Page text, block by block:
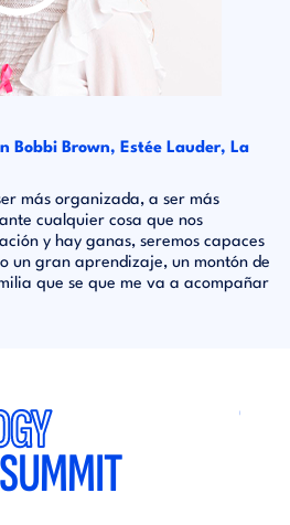
Bobbi Brown, Estée Lauder, La
más organizada, a ser más
cualquier cosa que nos
y hay ganas, seremos capaces
un gran aprendizaje, un montón de
que se que me va a acompañar